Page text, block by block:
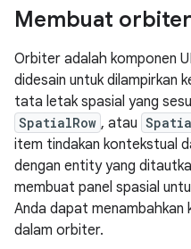
Membuat orbiter
Orbiter adalah komponen
didesain untuk dilampirkan
tata letak spasial yang
SpatialRow , atau
item tindakan kontekstual
dengan entity yang
membuat panel spasial
Anda dapat
dalam orbiter.